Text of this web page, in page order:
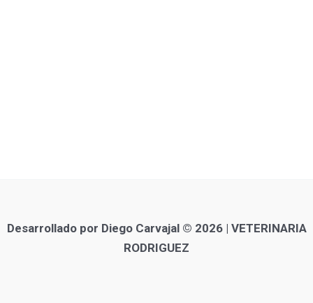
Desarrollado por Diego Carvajal © 2026 | VETERINARIA
RODRIGUEZ